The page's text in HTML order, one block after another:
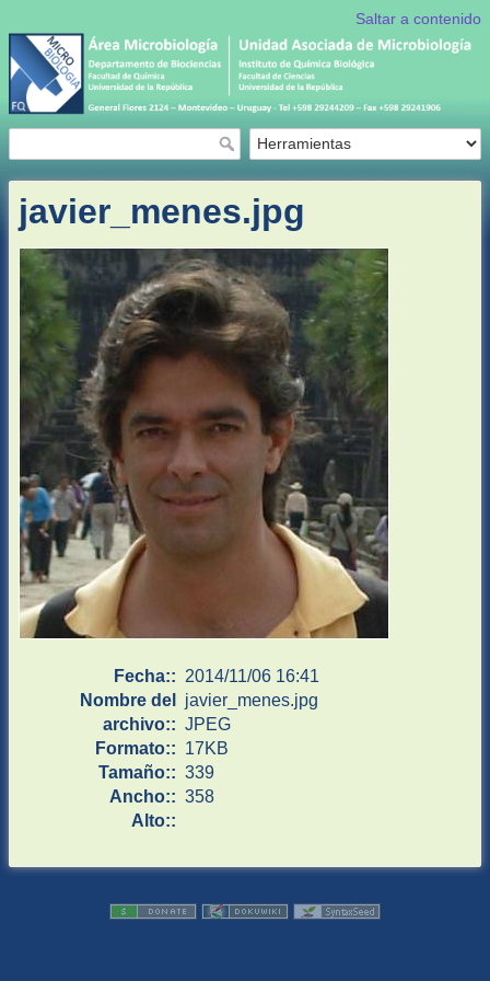
Saltar a contenido
javier_menes.jpg
Fecha:: 2014/11/06 16:41
Nombre del
archivo::
javier_menes.jpg
Formato::
JPEG
Tamaño::
17KB
Ancho::
339
Alto::
358